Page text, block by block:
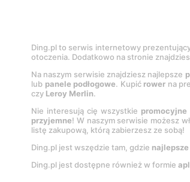
Ding.pl to serwis internetowy
otoczenia. Dodatkowo na stronie
Na naszym serwisie znajdziesz najlepsze
lub panele podłogowe. Kupić rower na
czy Leroy Merlin.
Nie interesują cię wszystkie promocyjne
przyjemne! W naszym serwisie możesz
listę zakupową, którą zabierzesz ze sobą!
Ding.pl jest wszędzie tam, gdzie
Ding.pl jest dostępne również w formie